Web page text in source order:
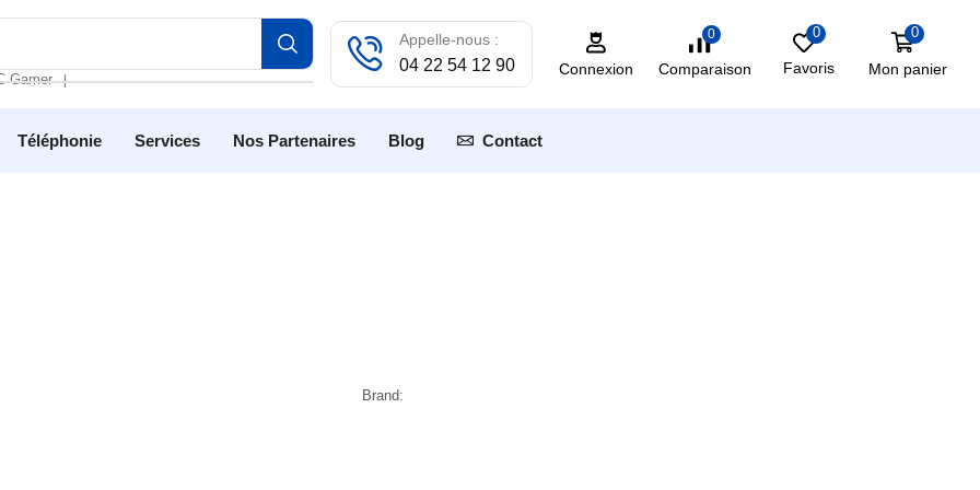
Gamer ❘
Appelle-nous :
04 22 54 12 90 Connexion
0
Comparaison
0
Favoris
0
Mon panier
Téléphonie Services Nos Partenaires Blog Contact
Brand: